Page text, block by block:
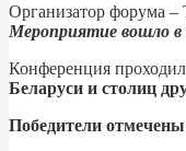
Организатор форума
Мероприятие вошло в
Конференция
Беларуси и столиц
Победители